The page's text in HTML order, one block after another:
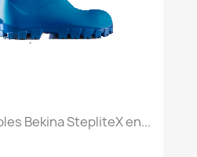
Bekina StepliteX en...